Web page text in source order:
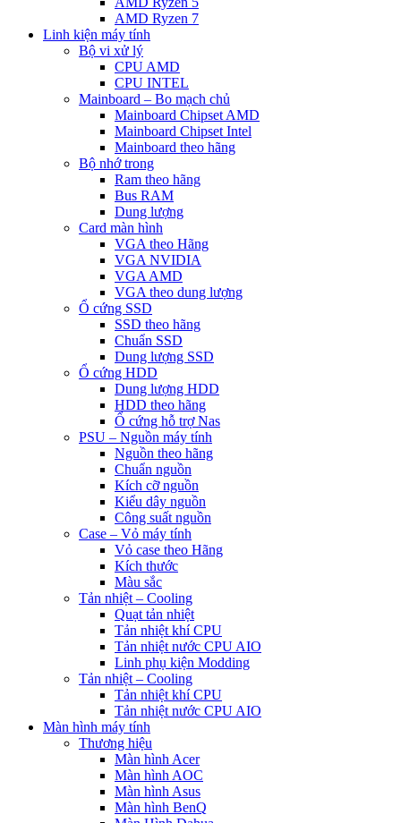
AMD Ryzen 7
Linh kiện máy tính
Bộ vi xử lý
CPU AMD
CPU INTEL
Mainboard – Bo mạch chủ
Mainboard Chipset AMD
Mainboard Chipset Intel
Mainboard theo hãng
Bộ nhớ trong
Ram theo hãng
Bus RAM
Dung lượng
Card màn hình
VGA theo Hãng
VGA NVIDIA
VGA AMD
VGA theo dung lượng
Ổ cứng SSD
SSD theo hãng
Chuẩn SSD
Dung lượng SSD
Ổ cứng HDD
Dung lượng HDD
HDD theo hãng
Ổ cứng hỗ trợ Nas
PSU – Nguồn máy tính
Nguồn theo hãng
Chuẩn nguồn
Kích cỡ nguồn
Kiểu dây nguồn
Công suất nguồn
Case – Vỏ máy tính
Vỏ case theo Hãng
Kích thước
Màu sắc
Tản nhiệt – Cooling
Quạt tản nhiệt
Tản nhiệt khí CPU
Tản nhiệt nước CPU AIO
Linh phụ kiện Modding
Tản nhiệt – Cooling
Tản nhiệt khí CPU
Tản nhiệt nước CPU AIO
Màn hình máy tính
Thương hiệu
Màn hình Acer
Màn hình AOC
Màn hình Asus
Màn hình BenQ